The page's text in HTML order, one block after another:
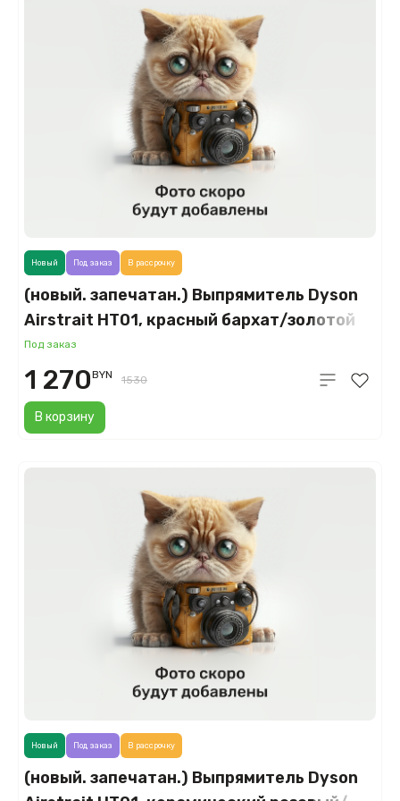
(новый. запечатан.) Выпрямитель Dyson
Airstrait HT01, красный бархат/золотой
(Red Velvet/Gold)
Под заказ
В корзину
Новый Под заказ В рассрочку
1 270BYN 1530
(новый. запечатан.) Выпрямитель Dyson
Новый Под заказ В рассрочку